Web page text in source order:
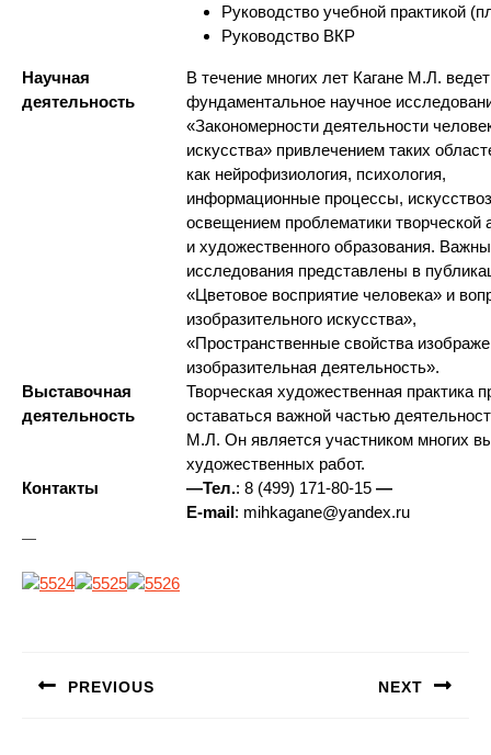
Руководство учебной практикой
Руководство ВКР
Научная
деятельность
В течение многих лет Кагане М.Л. ведет
фундаментальное научное
«Закономерности деятельности
искусства» привлечением таких
как нейрофизиология, психология,
информационные процессы,
освещением проблематики творческой
и художественного образования.
исследования представлены в
«Цветовое восприятие человека» и
изобразительного искусства»,
«Пространственные свойства
изобразительная деятельность».
Выставочная
деятельность
Творческая художественная практика
оставаться важной частью
М.Л. Он является участником многих
художественных работ.
Контакты
—Тел.: 8 (499) 171-80-15 —
E-mail: mihkagane@yandex.ru
—
записям
PREVIOUS NEXT